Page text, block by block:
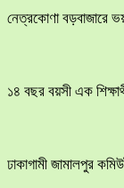
নেত্রকোণা বড়বাজারে
১৪ বছর বয়সী এক
ঢাকাগামী জামালপুর